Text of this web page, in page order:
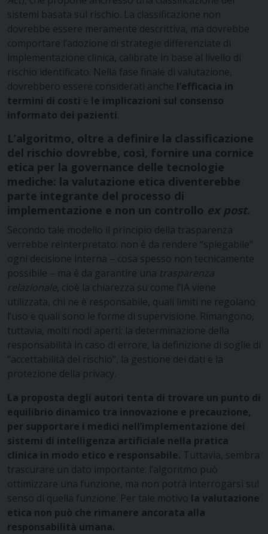
sistemi basata sul rischio. La classificazione non
dovrebbe essere meramente descrittiva, ma dovrebbe
comportare l’adozione di strategie differenziate di
implementazione clinica, calibrate in base al livello di
rischio identificato. Nella fase finale di valutazione,
dovrebbero essere considerati anche l’efficacia in
termini di costi e le implicazioni sul consenso
informato dei pazienti.
L’algoritmo, oltre a definire la classificazione
del rischio dovrebbe, così, fornire una cornice
etica per la governance delle tecnologie
mediche: la valutazione etica diventerebbe
parte integrante del processo di
implementazione e non un controllo ex post.
Secondo tale modello il principio della trasparenza
verrebbe reinterpretato: non è da rendere “spiegabile”
ogni decisione interna – cosa spesso non tecnicamente
possibile – ma è da garantire una trasparenza
relazionale , cioè la chiarezza su come l’IA viene
utilizzata, chi ne è responsabile, quali limiti ne regolano
l’uso e quali sono le forme di supervisione. Rimangono,
tuttavia, molti nodi aperti: la determinazione della
responsabilità in caso di errore, la definizione di soglie di
“accettabilità del rischio”, la gestione dei dati e la
protezione della privacy.
La proposta degli autori tenta di trovare un punto di
equilibrio dinamico tra innovazione e precauzione,
per supportare i medici nell’implementazione dei
sistemi di intelligenza artificiale nella pratica
clinica in modo etico e responsabile. Tuttavia, sembra
trascurare un dato importante: l’algoritmo può
ottimizzare una funzione, ma non potrà interrogarsi sul
senso di quella funzione. Per tale motivo la valutazione
etica non può che rimanere ancorata alla
responsabilità umana.